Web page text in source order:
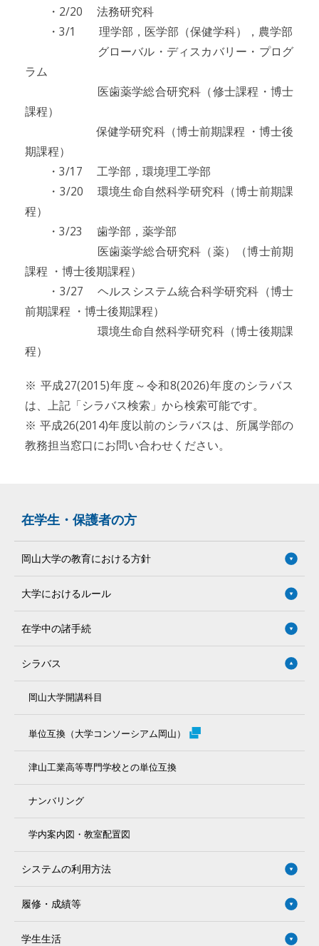
・2/20 法務研究科
・3/1 理学部，医学部（保健学科），農学部
グローバル・ディスカバリー・プログ
ラム
医歯薬学総合研究科（修士課程・博士
課程）
保健学研究科（博士前期課程 ・博士後
期課程）
・3/17 工学部，環境理工学部
・3/20 環境生命自然科学研究科（博士前期課
程）
・3/23 歯学部，薬学部
医歯薬学総合研究科（薬）（博士前期
課程 ・博士後期課程）
・3/27 ヘルスシステム統合科学研究科（博士
前期課程 ・博士後期課程）
環境生命自然科学研究科（博士後期課
程）
※ 平成27(2015)年度～令和8(2026)年度のシラバス
は、上記「シラバス検索」から検索可能です。
※ 平成26(2014)年度以前のシラバスは、所属学部の
教務担当窓口にお問い合わせください。
在学生・保護者の方
岡山大学の教育における方針
大学におけるルール
在学中の諸手続
シラバス
岡山大学開講科目
単位互換（大学コンソーシアム岡山）
津山工業高等専門学校との単位互換
ナンバリング
学内案内図・教室配置図
システムの利用方法
履修・成績等
学生生活